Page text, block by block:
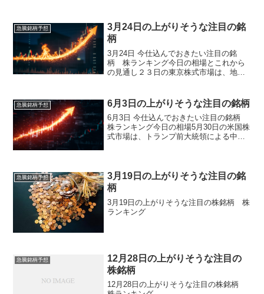
急騰銘柄予想
3月24日の上がりそうな注目の銘
柄
3月24日 今仕込んでおきたい注目の銘
柄 株ランキング今日の相場とこれから
の見通し２３日の東京株式市場は、地政
合いとなりました。日経平均株価は前営
業日比１８５７円安の５...
急騰銘柄予想 6月3日の上がりそうな注目の銘柄
6月3日 今仕込んでおきたい注目の銘柄
株ランキング今日の相場5月30日の米国株
式市場は、トランプ前大統領による中国
待が高まり、株...
急騰銘柄予想
3月19日の上がりそうな注目の銘
柄
3月19日の上がりそうな注目の株銘柄 株
ランキング
急騰銘柄予想
12月28日の上がりそうな注目の
株銘柄
12月28日の上がりそうな注目の株銘柄